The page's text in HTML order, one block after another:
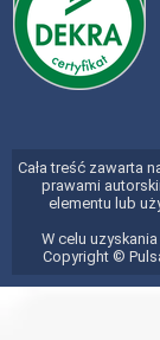
Cała treść zawarta
prawami
elementu lub
W celu
Copyright ©